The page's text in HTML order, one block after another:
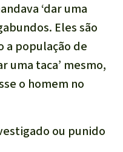
‘dar uma
Eles são
a população de
uma taca’ mesmo,
o homem no
ou punido